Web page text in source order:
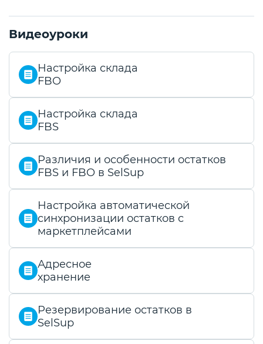
Видеоуроки
Настройка склада
FBO
Настройка склада
FBS
Различия и особенности остатков
FBS и FBO в SelSup
Настройка автоматической
синхронизации остатков с
маркетплейсами
Адресное
хранение
Резервирование остатков в
SelSup